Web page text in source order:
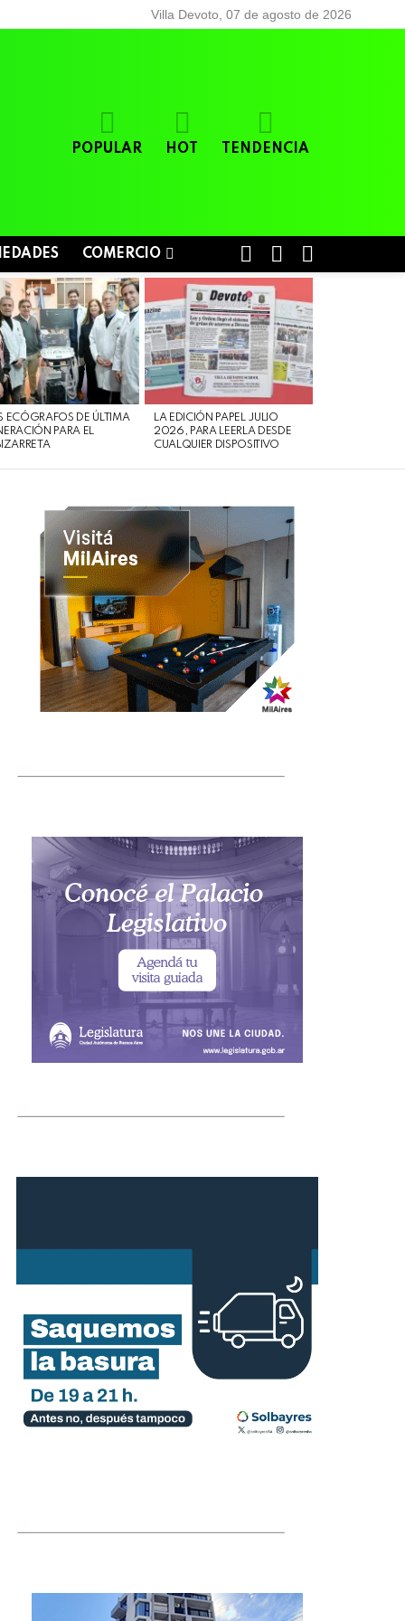
Villa Devoto, 07 de agosto de 2026
POPULAR HOT TENDENCIA
COMERCIO
SWITCH
SKIN
ECÓGRAFOS DE ÚLTIMA
PARA EL
LA EDICIÓN PAPEL JULIO
2026, PARA LEERLA DESDE
CUALQUIER DISPOSITIVO